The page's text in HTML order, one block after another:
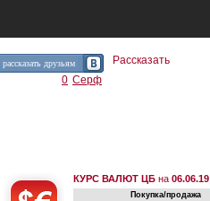
рассказать друзьям Рассказать
0 Серф
КУРС ВАЛЮТ ЦБ на 06.06.19
Покупка/продажа